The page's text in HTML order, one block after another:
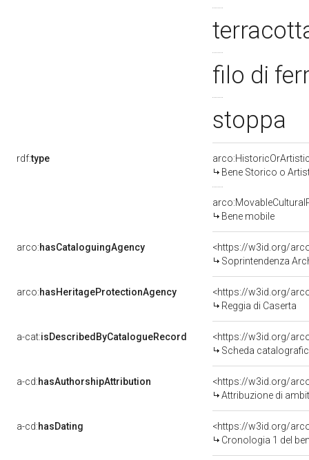
filo di
stoppa
rdf:type
Bene Storico o
Bene mobile
arco:hasCataloguingAgency
<https://w3id.org/
Soprintendenza
arco:hasHeritageProtectionAgency
<https://w3id.org/
Reggia di Caserta
a-cat:isDescribedByCatalogueRecord
<https://w3id.org/
Scheda
a-cd:hasAuthorshipAttribution
<https://w3id.org/
Attribuzione di
a-cd:hasDating
<https://w3id.org/
Cronologia 1 del